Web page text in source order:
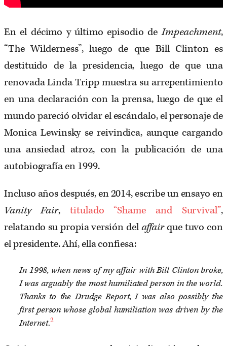
En el décimo y último episodio deImpeachment,
“The Wilderness”, luego de que Bill Clinton es
destituido de la presidencia, luego de que una
renovada Linda Tripp muestra su arrepentimiento
en una declaración con la prensa, luego de que el
mundo pareció olvidar el escándalo, el personaje de
Monica Lewinsky se reivindica, aunque cargando
una ansiedad atroz, con la publicación de una
autobiografía en 1999.
Incluso años después, en 2014, escribe un ensayo en
Vanity Fair,titulado “Shame and Survival”,
relatando su propia versión delaffairque tuvo con
el presidente. Ahí, ella confiesa:
In 1998, when news of my affair with Bill Clinton broke,
I was arguably the most humiliated person in the world.
Thanks to the Drudge Report, I was also possibly the
first person whose global humiliation was driven by the
Internet.2